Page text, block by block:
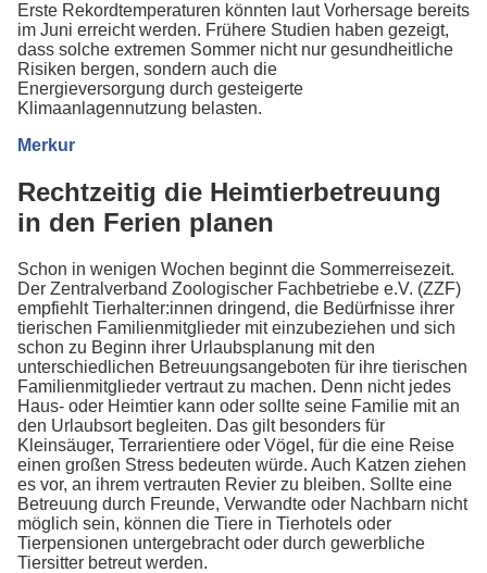
Erste Rekordtemperaturen könnten laut Vorhersage bereits
im Juni erreicht werden. Frühere Studien haben gezeigt,
dass solche extremen Sommer nicht nur gesundheitliche
Risiken bergen, sondern auch die
Energieversorgung durch gesteigerte
Klimaanlagennutzung belasten.
Merkur
Rechtzeitig die Heimtierbetreuung
in den Ferien planen
Schon in wenigen Wochen beginnt die Sommerreisezeit.
Der Zentralverband Zoologischer Fachbetriebe e.V. (ZZF)
empfiehlt Tierhalter:innen dringend, die Bedürfnisse ihrer
tierischen Familienmitglieder mit einzubeziehen und sich
schon zu Beginn ihrer Urlaubsplanung mit den
unterschiedlichen Betreuungsangeboten für ihre tierischen
Familienmitglieder vertraut zu machen. Denn nicht jedes
Haus- oder Heimtier kann oder sollte seine Familie mit an
den Urlaubsort begleiten. Das gilt besonders für
Kleinsäuger, Terrarientiere oder Vögel, für die eine Reise
einen großen Stress bedeuten würde. Auch Katzen ziehen
es vor, an ihrem vertrauten Revier zu bleiben. Sollte eine
Betreuung durch Freunde, Verwandte oder Nachbarn nicht
möglich sein, können die Tiere in Tierhotels oder
Tierpensionen untergebracht oder durch gewerbliche
Tiersitter betreut werden.